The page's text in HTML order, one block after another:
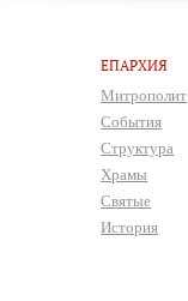
ЕПАРХИЯ
Митрополит
События
Структура
Храмы
Святые
История